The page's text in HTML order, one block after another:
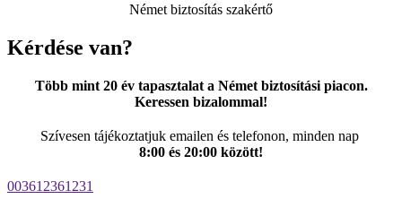
Német biztosítás szakértő
Kérdése van?
Több mint 20 év tapasztalat a Német biztosítási piacon.
Keressen bizalommal!
Szívesen tájékoztatjuk emailen és telefonon, minden nap
8:00 és 20:00 között!
003612361231